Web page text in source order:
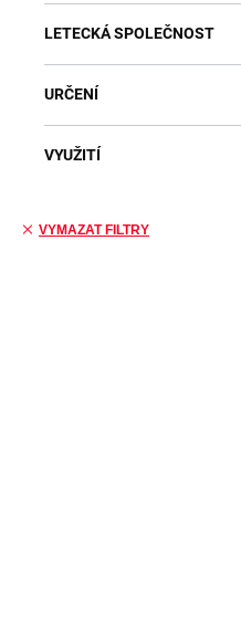
LETECKÁ SPOLEČNOST
URČENÍ
VYUŽITÍ
VYMAZAT FILTRY